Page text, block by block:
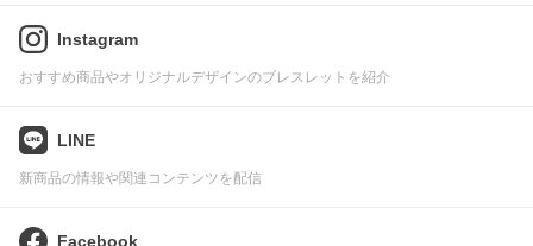
Instagram
おすすめ商品やオリジナルデザインのブレスレットを紹介
LINE
新商品の情報や関連コンテンツを配信
Facebook